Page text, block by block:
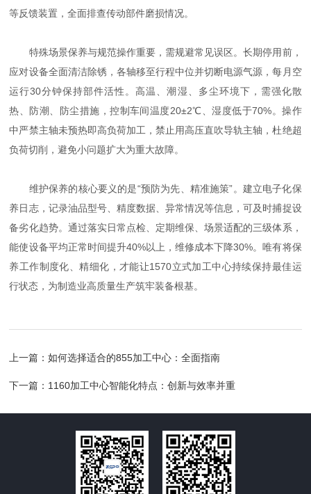
等反馈装置，全面排查传动部件磨损情况。
特殊场景保养与规范操作重要，需规避常见误区。长期停用前，
应对设备全面清洁除锈，各轴移至行程中位并切断电源气源，每月空
运行30分钟保持部件活性。高温、潮湿、多尘环境下，需强化散
热、防潮、防尘措施，控制车间温度20±2℃、湿度低于70%。操作
中严禁主轴未预热即高负荷加工，禁止用高压直吹导轨主轴，杜绝超
负荷切削，避免小问题扩大为重大故障。
维护保养的核心要义的是“预防为先、精准施策”。建立电子化保
养日志，记录油品型号、精度数据、异常情况等信息，可及时捕捉设
备劣化趋势。通过落实日常点检、定期维保、场景适配的三级体系，
能使设备平均正常时间提升40%以上，维修成本下降30%。唯有将保
养工作制度化、精细化，才能让1570立式加工中心持续保持最佳运
行状态，为制造业高质量生产筑牢装备根基。
上一篇：如何选择适合的855加工中心：全面指南
下一篇： 1160加工中心智能化特点：创新与效率并重